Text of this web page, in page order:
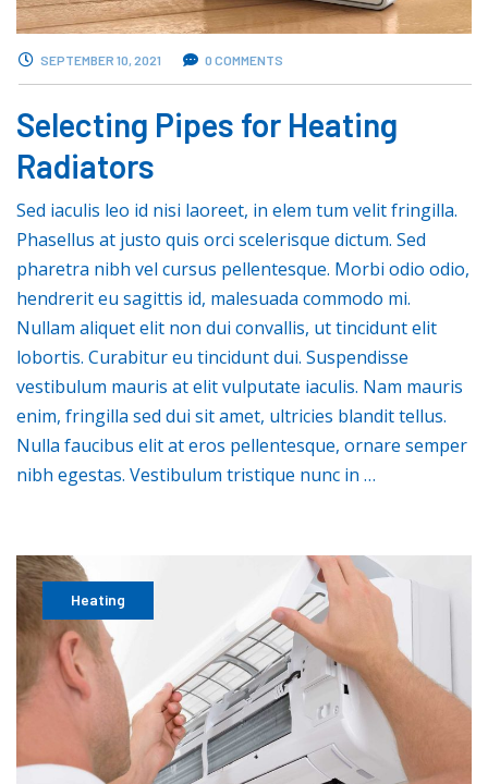
SEPTEMBER 10, 2021 0 COMMENTS
Selecting Pipes for Heating
Radiators
Sed iaculis leo id nisi laoreet, in elem tum velit fringilla.
Phasellus at justo quis orci scelerisque dictum. Sed
pharetra nibh vel cursus pellentesque. Morbi odio odio,
hendrerit eu sagittis id, malesuada commodo mi.
Nullam aliquet elit non dui convallis, ut tincidunt elit
lobortis. Curabitur eu tincidunt dui. Suspendisse
vestibulum mauris at elit vulputate iaculis. Nam mauris
enim, fringilla sed dui sit amet, ultricies blandit tellus.
Nulla faucibus elit at eros pellentesque, ornare semper
nibh egestas. Vestibulum tristique nunc in …
Heating